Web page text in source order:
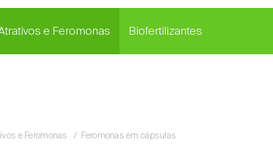
e Feromonas Biofertilizantes
e Feromonas Feromonas em cápsulas